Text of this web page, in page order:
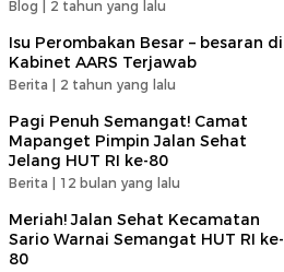
Blog | 2 tahun yang lalu
Isu Perombakan Besar – besaran di
Kabinet AARS Terjawab
Berita | 2 tahun yang lalu
Pagi Penuh Semangat! Camat
Mapanget Pimpin Jalan Sehat
Jelang HUT RI ke-80
Berita | 12 bulan yang lalu
Meriah! Jalan Sehat Kecamatan
Sario Warnai Semangat HUT RI ke-
80